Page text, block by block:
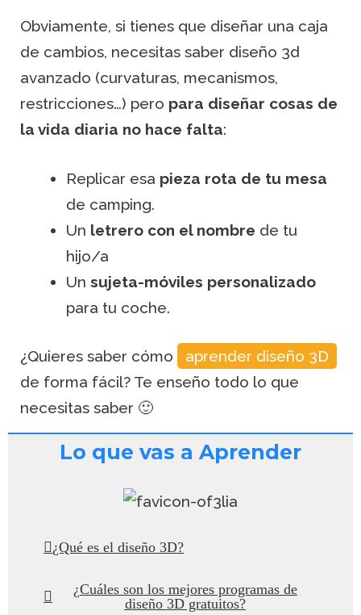
Obviamente, si tienes que diseñar una caja
de cambios, necesitas saber diseño 3d
avanzado (curvaturas, mecanismos,
restricciones…) pero para diseñar cosas de
la vida diaria no hace falta:
Replicar esa pieza rota de tu mesa
de camping.
Un letrero con el nombre de tu
hijo/a
Un sujeta-móviles personalizado
para tu coche.
¿Quieres saber cómo
aprender diseño 3D
de forma fácil? Te enseño todo lo que
necesitas saber 🙂
Lo que vas a Aprender
¿Qué es el diseño 3D?
¿Cuáles son los mejores programas de
diseño 3D gratuitos?